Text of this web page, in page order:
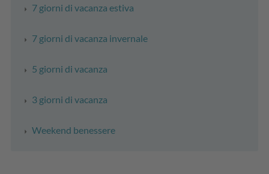
7 giorni di vacanza estiva
7 giorni di vacanza invernale
5 giorni di vacanza
3 giorni di vacanza
Weekend benessere